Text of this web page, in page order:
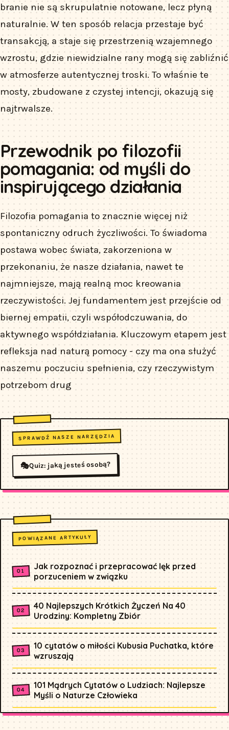
branie nie są skrupulatnie notowane, lecz płyną
naturalnie. W ten sposób relacja przestaje być
transakcją, a staje się przestrzenią wzajemnego
wzrostu, gdzie niewidzialne rany mogą się zabliźnić
w atmosferze autentycznej troski. To właśnie te
mosty, zbudowane z czystej intencji, okazują się
najtrwalsze.
Przewodnik po filozofii
pomagania: od myśli do
inspirującego działania
Filozofia pomagania to znacznie więcej niż
spontaniczny odruch życzliwości. To świadoma
postawa wobec świata, zakorzeniona w
przekonaniu, że nasze działania, nawet te
najmniejsze, mają realną moc kreowania
rzeczywistości. Jej fundamentem jest przejście od
biernej empatii, czyli współodczuwania, do
aktywnego współdziałania. Kluczowym etapem jest
refleksja nad naturą pomocy - czy ma ona służyć
naszemu poczuciu spełnienia, czy rzeczywistym
potrzebom drug
SPRAWDŹ NASZE NARZĘDZIA
🎭Quiz: jaką jesteś osobą?
POWIĄZANE ARTYKUŁY
Jak rozpoznać i przepracować lęk przed
porzuceniem w związku
40 Najlepszych Krótkich Życzeń Na 40
Urodziny: Kompletny Zbiór
10 cytatów o miłości Kubusia Puchatka, które
wzruszają
101 Mądrych Cytatów o Ludziach: Najlepsze
Myśli o Naturze Człowieka